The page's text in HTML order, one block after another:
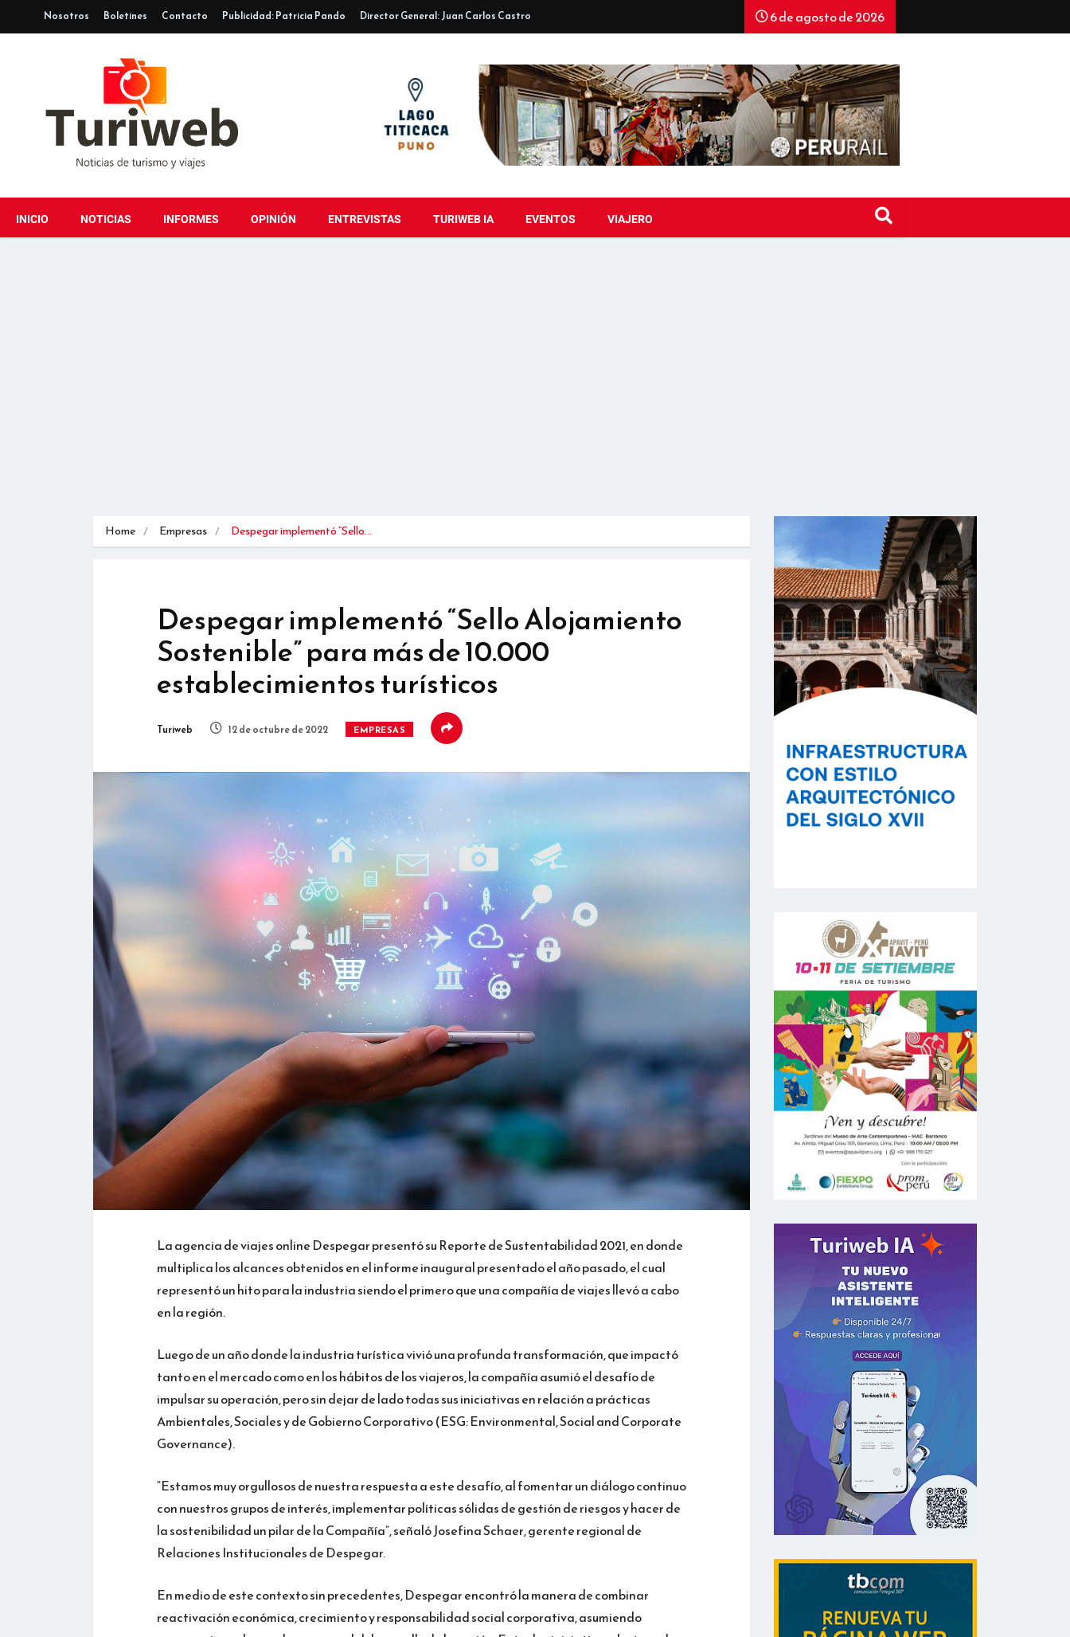
Nosotros Boletines Contacto Publicidad: Patricia Pando Director General: Juan Carlos Castro 6 de agosto de 2026
INICIO NOTICIAS INFORMES OPINIÓN ENTREVISTAS TURIWEB IA EVENTOS VIAJERO
Home Empresas Despegar implementó “Sello…
Despegar implementó “Sello Alojamiento
Sostenible” para más de 10.000
establecimientos turísticos
Turiweb 12 de octubre de 2022 EMPRESAS
La agencia de viajes online Despegar presentó su Reporte de Sustentabilidad 2021, en donde
multiplica los alcances obtenidos en el informe inaugural presentado el año pasado, el cual
representó un hito para la industria siendo el primero que una compañía de viajes llevó a cabo
en la región.
Luego de un año donde la industria turística vivió una profunda transformación, que impactó
tanto en el mercado como en los hábitos de los viajeros, la compañía asumió el desafío de
impulsar su operación, pero sin dejar de lado todas sus iniciativas en relación a prácticas
Ambientales, Sociales y de Gobierno Corporativo (ESG: Environmental, Social and Corporate
Governance).
“Estamos muy orgullosos de nuestra respuesta a este desafío, al fomentar un diálogo continuo
con nuestros grupos de interés, implementar políticas sólidas de gestión de riesgos y hacer de
la sostenibilidad un pilar de la Compañía”, señaló Josefina Schaer, gerente regional de
Relaciones Institucionales de Despegar.
En medio de este contexto sin precedentes, Despegar encontró la manera de combinar
reactivación económica, crecimiento y responsabilidad social corporativa, asumiendo